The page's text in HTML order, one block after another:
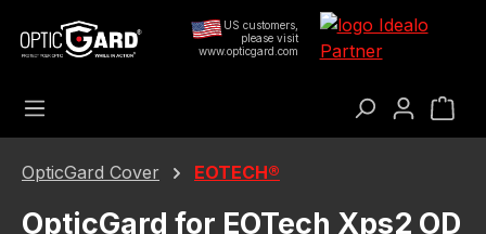
Preskoči na glavni sadržaj US customers,
please visit
www.opticgard.com
OpticGard Cover EOTECH®
OpticGard for EOTech Xps2 OD